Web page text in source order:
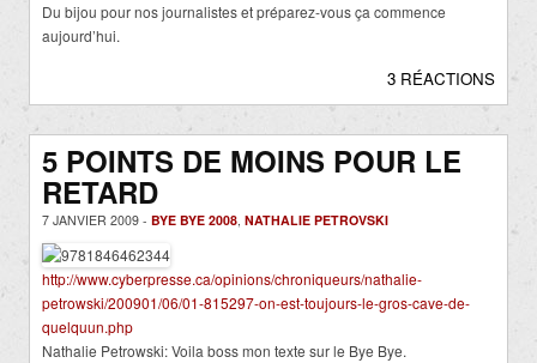
Du bijou pour nos journalistes et préparez-vous ça commence
aujourd’hui.
3 RÉACTIONS
5 POINTS DE MOINS POUR LE
RETARD
7 JANVIER 2009 - BYE BYE 2008, NATHALIE PETROVSKI
http://www.cyberpresse.ca/opinions/chroniqueurs/nathalie-
petrowski/200901/06/01-815297-on-est-toujours-le-gros-cave-de-
quelquun.php
Nathalie Petrowski: Voila boss mon texte sur le Bye Bye.